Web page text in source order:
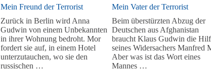
Mein Freund der Terrorist
Zurück in Berlin wird Anna
Gudwin von einem Unbekannten
in ihrer Wohnung bedroht. Mor
fordert sie auf, in einem Hotel
unterzutauchen, wo sie den
russischen …
Mein Vater der Terrorist
Beim überstürzten Abzug der
Deutschen aus Afghanistan
braucht Klaus Gudwin die
seines Widersachers Manfred
Aber was ist das Wort eines
Mannes …